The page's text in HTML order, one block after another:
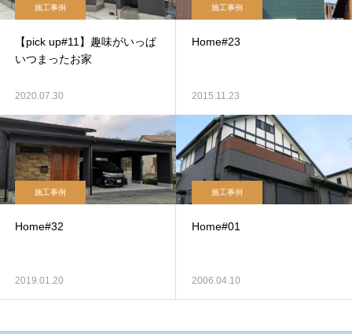
施工事例
【pick up#11】趣味がいっぱ
いつまったお家
2020.07.30
施工事例
Home#23
2015.11.23
施工事例
Home#32
2019.01.20
施工事例
Home#01
2006.04.10